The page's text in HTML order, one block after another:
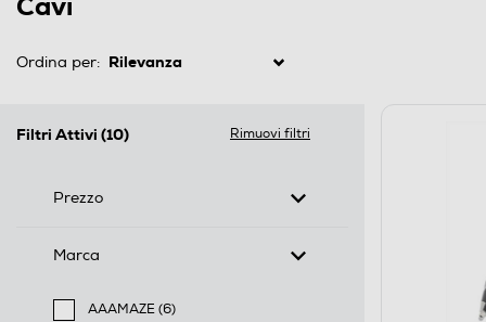
Ordina per:
Filtri Attivi (10) Rimuovi filtri
Prezzo
Marca
AAAMAZE (6)